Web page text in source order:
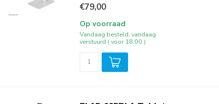
€79,00
Op voorraad
Vandaag besteld, vandaag
verstuurd ( voor 18:00 )